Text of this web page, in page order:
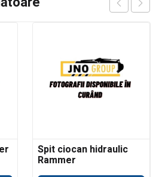
Spit ciocan hidraulic
Rammer